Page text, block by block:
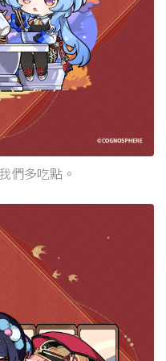
們多吃點。